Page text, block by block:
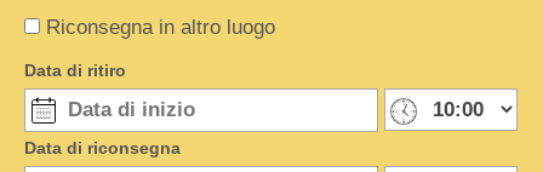
Riconsegna in altro luogo
Data di ritiro
Data di riconsegna